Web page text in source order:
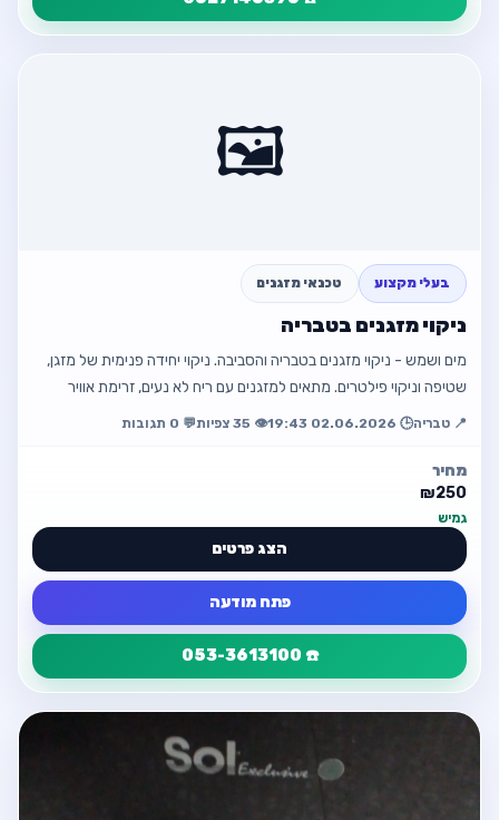
🖼️
בעלי מקצוע טכנאי מזגנים
ניקוי מזגנים בטבריה
מים ושמש - ניקוי מזגנים בטבריה והסביבה. ניקוי יחידה פנימית של מזגן,
שטיפה וניקוי פילטרים. מתאים למזגנים עם ריח לא נעים, זרימת אוויר
חלשה, אבק …
📍 טבריה🕒 02.06.2026 19:43 👁️ 35 צפיות 💬 0 תגובות
מחיר
₪250
גמיש
הצג פרטים
פתח מודעה
☎️ 053-3613100
פרטי המודעה
ניקוי מזגנים בטבריה